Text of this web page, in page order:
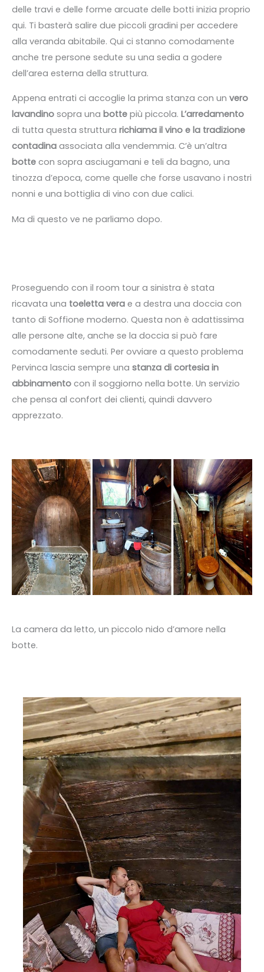
delle travi e delle forme arcuate delle botti inizia proprio
qui. Ti basterà salire due piccoli gradini per accedere
alla veranda abitabile. Qui ci stanno comodamente
anche tre persone sedute su una sedia a godere
dell’area esterna della struttura.
Appena entrati ci accoglie la prima stanza con un vero
lavandino sopra una botte più piccola. L’arredamento
di tutta questa struttura richiama il vino e la tradizione
contadina associata alla vendemmia. C’è un’altra
botte con sopra asciugamani e teli da bagno, una
tinozza d’epoca, come quelle che forse usavano i nostri
nonni e una bottiglia di vino con due calici.
Ma di questo ve ne parliamo dopo.
Proseguendo con il room tour a sinistra è stata
ricavata una toeletta vera e a destra una doccia con
tanto di Soffione moderno. Questa non è adattissima
alle persone alte, anche se la doccia si può fare
comodamente seduti. Per ovviare a questo problema
Pervinca lascia sempre una stanza di cortesia in
abbinamento con il soggiorno nella botte. Un servizio
che pensa al confort dei clienti, quindi davvero
apprezzato.
La camera da letto, un piccolo nido d’amore nella
botte.